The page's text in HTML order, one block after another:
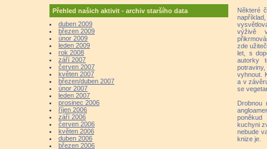
Přehled našich aktivit - archiv staršího data
duben 2009
březen 2009
únor 2009
leden 2009
rok 2008
září 2007
červen 2007
květen 2007
březen/duben 2007
únor 2007
leden 2007
prosinec 2006
říjen 2006
září 2006
červen 2006
květen 2006
duben 2006
březen 2006
Některé
výživě
zde
let, s
autorky
vyhnout.
a v
se
Drobnou
poněkud
kuchyni
nebude
knize je.